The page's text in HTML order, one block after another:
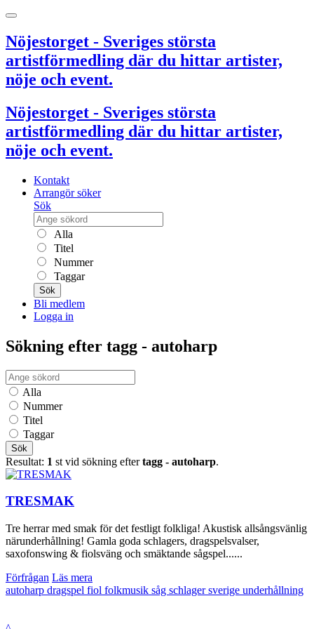
Nöjestorget - Sveriges största
artistförmedling där du hittar artister,
nöje och event.
Nöjestorget - Sveriges största
artistförmedling där du hittar artister,
nöje och event.
Kontakt
Arrangör söker
Sök
Alla
Titel
Nummer
Taggar
Sök
Bli medlem
Logga in
Sökning efter tagg - autoharp
Alla
Nummer
Titel
Taggar
Sök
Resultat: 1 st vid sökning eftertagg - autoharp.
TRESMAK
Tre herrar med smak för det festligt folkliga! Akustisk allsångsvänlig
närunderhållning! Gamla goda schlagers, dragspelsvalser,
saxofonswing & fiolsväng och smäktande sågspel......
Förfrågan Läs mera
autoharp dragspel fiol folkmusik såg schlagersverige underhållning